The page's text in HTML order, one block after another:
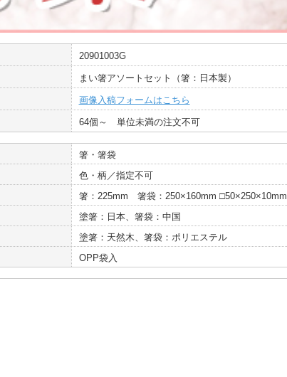
20901003G
まい箸アソートセット（箸：日本製）
画像入稿フォームはこちら
64個～ 単位未満の注文不可
箸・箸袋
色・柄／指定不可
箸：225mm 箸袋：250×160mm □50×250×10mm
塗箸：日本、箸袋：中国
塗箸：天然木、箸袋：ポリエステル
OPP袋入